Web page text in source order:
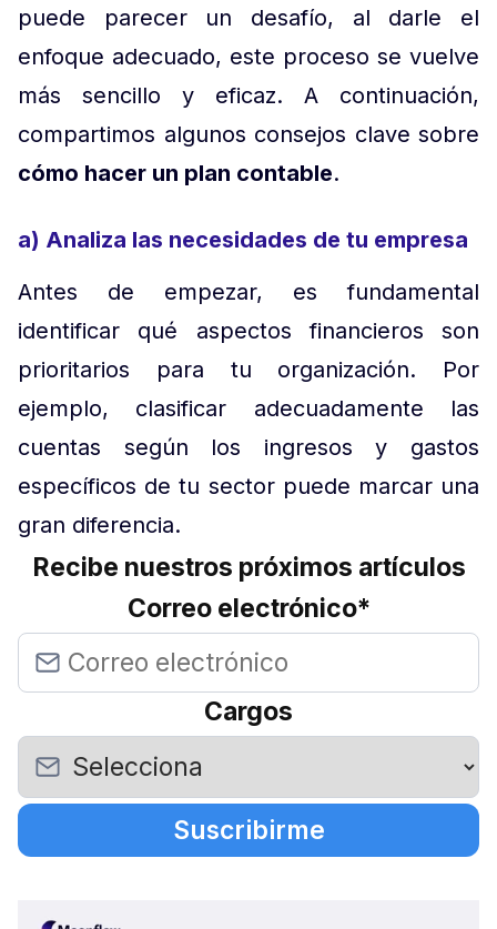
puede parecer un desafío, al darle el
enfoque adecuado, este proceso se vuelve
más sencillo y eficaz. A continuación,
compartimos algunos consejos clave sobre
cómo hacer un plan contable.
a) Analiza las necesidades de tu empresa
Antes de empezar, es fundamental
identificar qué aspectos financieros son
prioritarios para tu organización. Por
ejemplo, clasificar adecuadamente las
cuentas según los ingresos y gastos
específicos de tu sector puede marcar una
gran diferencia.
Recibe nuestros próximos artículos
Correo electrónico*
Cargos